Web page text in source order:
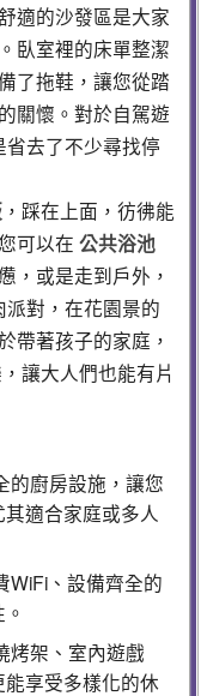
適的沙發區是大家
臥室裡的床單整潔
了拖鞋，讓您從踏
關懷。對於自駕遊
去了不少尋找停
，踩在上面，彷彿能
可以在 公共浴池
，或是走到戶外，
對，在花園景的
帶著孩子的家庭，
讓大人們也能有片
的廚房設施，讓您
適合家庭或多人
WiFi、設備齊全的
烤架、室內遊戲
享受多樣化的休